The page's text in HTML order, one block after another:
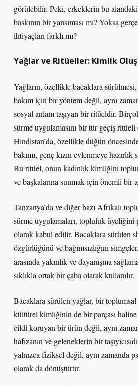
görülebilir. Peki, erkeklerin bu alandaki
baskının bir yansıması mı? Yoksa
ihtiyaçları farklı mı?
Yağlar ve Ritüeller: Kimlik
Yağların, özellikle bacaklara
bakım için bir yöntem değil, aynı
sosyal anlam taşıyan bir ritüeldir.
sürme uygulamasını bir tür geçiş
Hindistan’da, özellikle düğün
bakımı, genç kızın evlenmeye hazırlık
Bu ritüel, onun kadınlık kimliğini
ve başkalarına sunmak için önemli bir
Tanzanya’da ve diğer bazı Afrikalı
sürme uygulamaları, topluluk
olarak kabul edilir. Bacaklara sürülen
özgürlüğünü ve bağımsızlığını
arasında yakınlık ve dayanışma
sıklıkla ortak bir çaba olarak kullanılır.
Bacaklara sürülen yağlar, bir
kültürel kimliğinin de bir parçası
cildi koruyan bir ürün değil, aynı
hafızanın ve geleneklerin bir
yalnızca fiziksel değil, aynı zamanda
olarak da dönüştürür.